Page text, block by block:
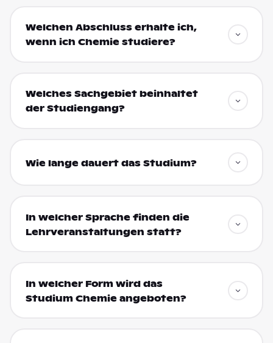
Welchen Abschluss erhalte ich,
wenn ich Chemie studiere?
Welches Sachgebiet beinhaltet
der Studiengang?
Wie lange dauert das Studium?
In welcher Sprache finden die
Lehrveranstaltungen statt?
In welcher Form wird das
Studium Chemie angeboten?